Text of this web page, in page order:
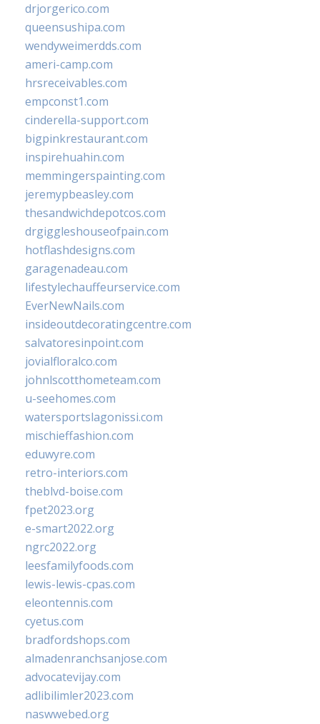
drjorgerico.com
queensushipa.com
wendyweimerdds.com
ameri-camp.com
hrsreceivables.com
empconst1.com
cinderella-support.com
bigpinkrestaurant.com
inspirehuahin.com
memmingerspainting.com
jeremypbeasley.com
thesandwichdepotcos.com
drgiggleshouseofpain.com
hotflashdesigns.com
garagenadeau.com
lifestylechauffeurservice.com
EverNewNails.com
insideoutdecoratingcentre.com
salvatoresinpoint.com
jovialfloralco.com
johnlscotthometeam.com
u-seehomes.com
watersportslagonissi.com
mischieffashion.com
eduwyre.com
retro-interiors.com
theblvd-boise.com
fpet2023.org
e-smart2022.org
ngrc2022.org
leesfamilyfoods.com
lewis-lewis-cpas.com
eleontennis.com
cyetus.com
bradfordshops.com
almadenranchsanjose.com
advocatevijay.com
adlibilimler2023.com
naswwebed.org